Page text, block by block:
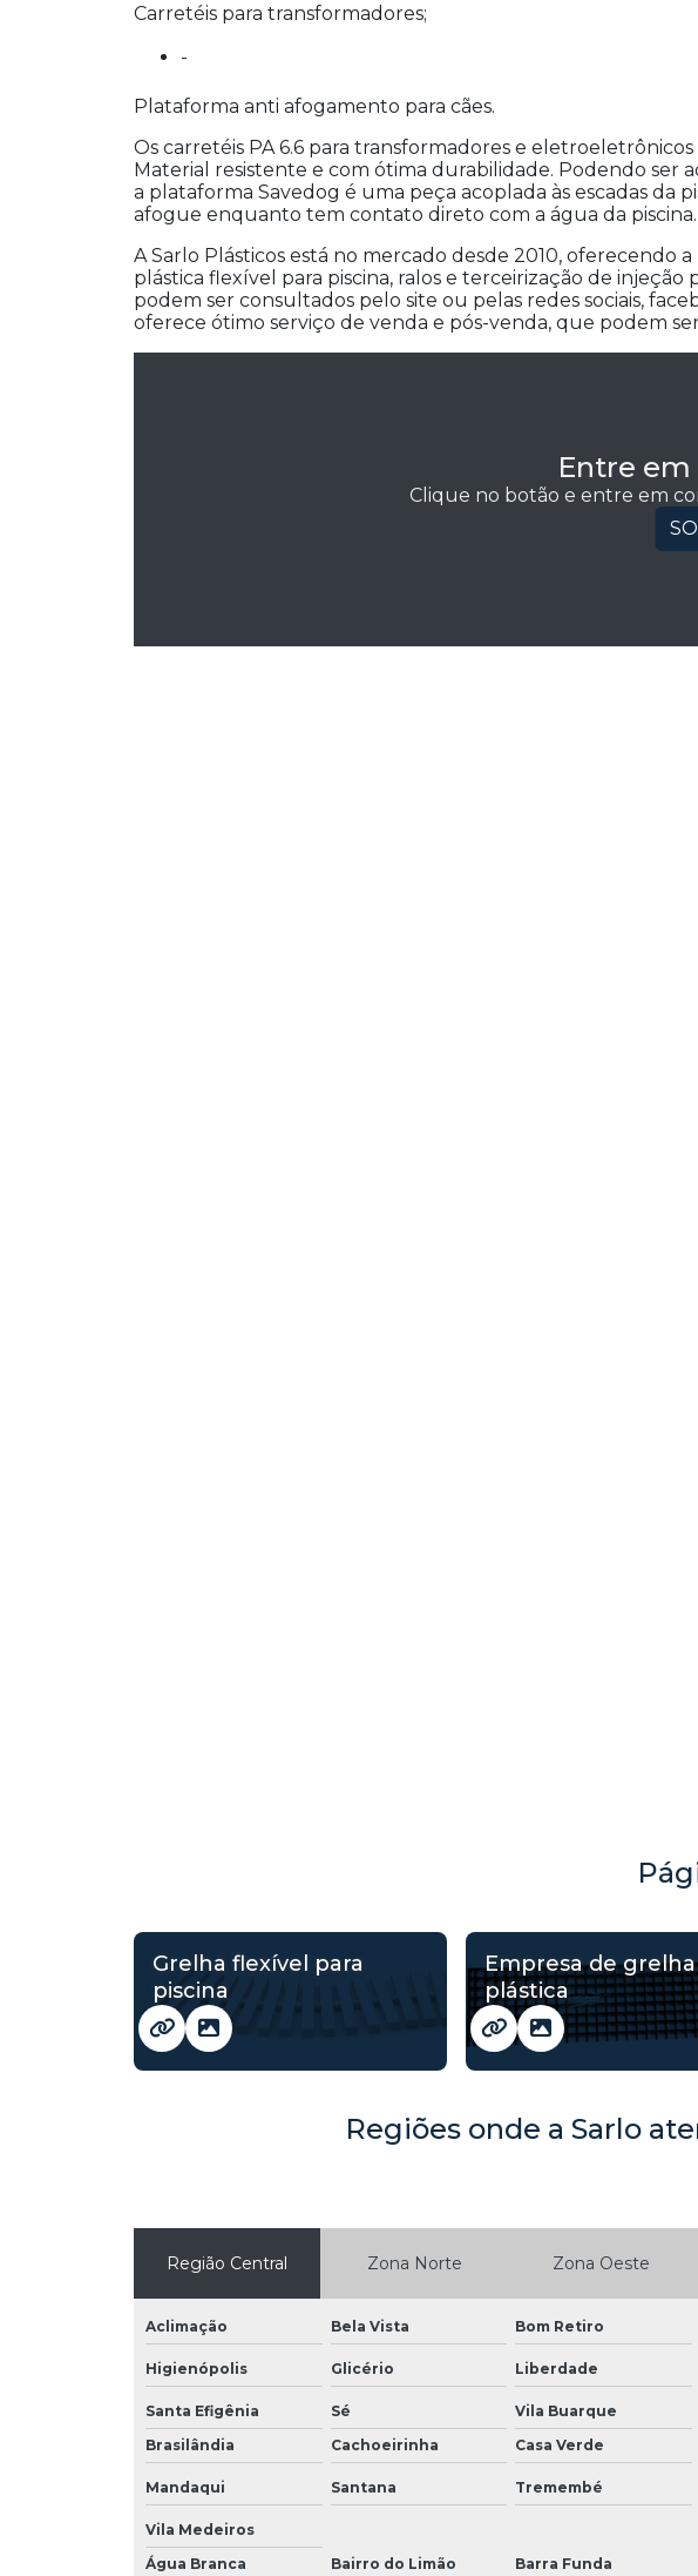
Carretéis para transformadores;
-
Plataforma anti afogamento para cães.
Os carretéis PA 6.6 para transformadores e
Material resistente e com ótima durabilidade. Podendo ser
a plataforma Savedog é uma peça acoplada às escadas da
afogue enquanto tem contato direto com a água da piscina.
A Sarlo Plásticos está no mercado desde 2010, oferecendo
plástica flexível para piscina, ralos e terceirização de injeção
podem ser consultados pelo site ou pelas redes sociais,
oferece ótimo serviço de venda e pós-venda, que podem
Entre
Clique no botão e entre em
Grelha flexível para
piscina
Empresa de grelha
plástica
Regiões onde a Sarlo
Região Central Zona Norte Zona Oeste
Aclimação Bela Vista Bom Retiro
Higienópolis Glicério Liberdade
Santa Efigênia Sé
Vila Buarque
Brasilândia
Cachoeirinha Casa Verde
Mandaqui Santana Tremembé
Vila Medeiros
Água Branca
Bairro do Limão Barra Funda